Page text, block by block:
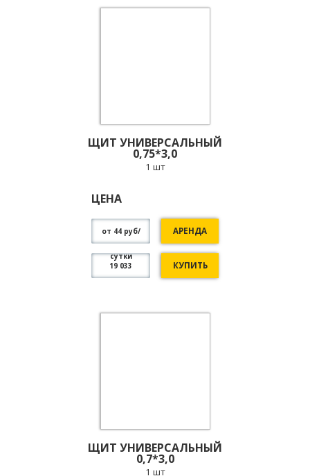
ЩИТ УНИВЕРСАЛЬНЫЙ
0,75*3,0
1 шт
ЦЕНА
от 44 руб/
сутки
АРЕНДА
19 033 КУПИТЬ
ЩИТ УНИВЕРСАЛЬНЫЙ
0,7*3,0
1 шт